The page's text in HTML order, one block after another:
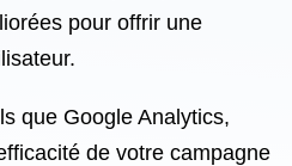
pour offrir une
que Google Analytics,
de votre campagne